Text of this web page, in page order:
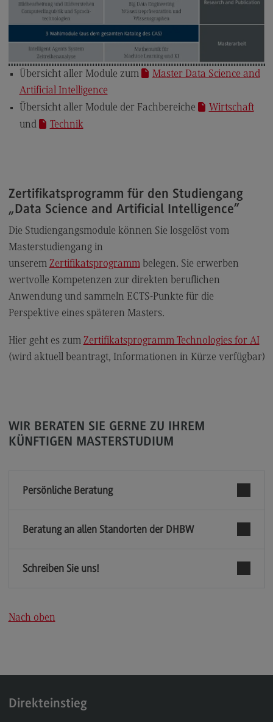
Executive Engineering
Modulangebot
Besonderheiten und Highlights
Berufsperspektiven
Kontakt
Finance
Kontakt
General Business Management
General Business Management
Modulangebot
Berufsperspektiven
Kontakt
Governance Sozialer Arbeit
Governance Sozialer Arbeit
Kontakt
Informatik
Profil-O-Mat Informatik
Modulangebot
Integrated Engineering
Kontakt
Übersicht aller Module zum
Master Data Science and
Artificial Intelligence
Übersicht aller Module der Fachbereiche
Wirtschaft
und
Technik
Zertifikatsprogramm für den Studiengang
„Data Science and Artificial Intelligence”
Die Studiengangsmodule können Sie losgelöst vom
Masterstudiengang in
unserem Zertifikatsprogrammbelegen. Sie erwerben
wertvolle Kompetenzen zur direkten beruflichen
Anwendung und sammeln ECTS-Punkte für die
Perspektive eines späteren Masters.
Hier geht es zum Zertifikatsprogramm Technologies for AI
(wird aktuell beantragt, Informationen in Kürze verfügbar)
WIR BERATEN SIE GERNE ZU IHREM
KÜNFTIGEN MASTERSTUDIUM
Persönliche Beratung
Beratung an allen Standorten der DHBW
Schreiben Sie uns!
Nach oben
Direkteinstieg